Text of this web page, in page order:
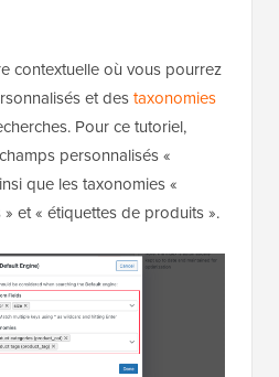
contextuelle où vous pourrez
et destaxonomies
Pour ce tutoriel,
personnalisés «
que les taxonomies «
et « étiquettes de produits ».